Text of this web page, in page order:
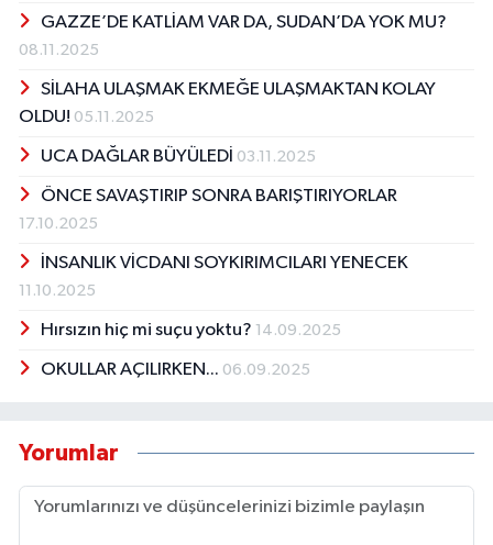
GAZZE’DE KATLİAM VAR DA, SUDAN’DA YOK MU?
08.11.2025
SİLAHA ULAŞMAK EKMEĞE ULAŞMAKTAN KOLAY
OLDU! 05.11.2025
UCA DAĞLAR BÜYÜLEDİ 03.11.2025
ÖNCE SAVAŞTIRIP SONRA BARIŞTIRIYORLAR
17.10.2025
İNSANLIK VİCDANI SOYKIRIMCILARI YENECEK
11.10.2025
Hırsızın hiç mi suçu yoktu? 14.09.2025
OKULLAR AÇILIRKEN... 06.09.2025
Yorumlar